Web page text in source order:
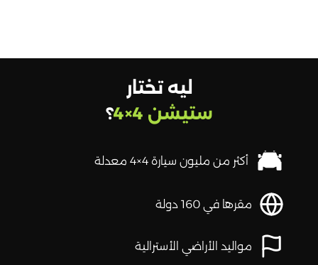
ليه تختار
ستيشن 4×4
؟
أكثر من مليون سيارة 4×4 معدلة
مقرها في 160 دولة
مواليد الأراضي الأسترالية